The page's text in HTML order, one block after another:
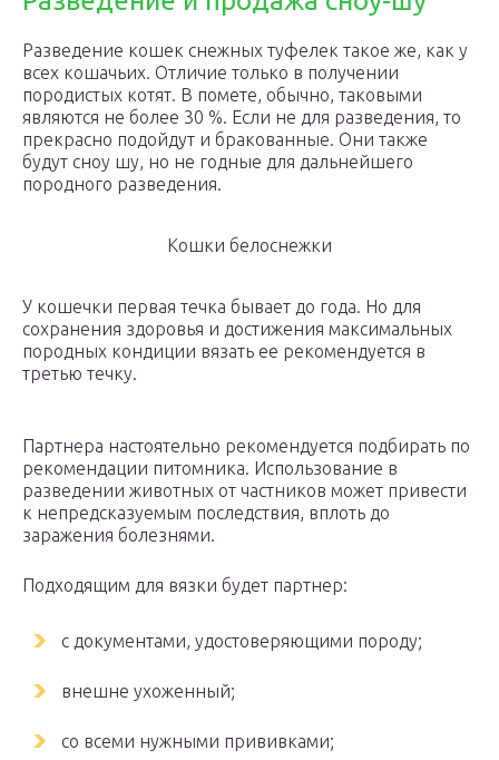
Разведение кошек снежных туфелек такое же, как у
всех кошачьих. Отличие только в получении
породистых котят. В помете, обычно, таковыми
являются не более 30 %. Если не для разведения, то
прекрасно подойдут и бракованные. Они также
будут сноу шу, но не годные для дальнейшего
породного разведения.
Кошки белоснежки
У кошечки первая течка бывает до года. Но для
сохранения здоровья и достижения максимальных
породных кондиции вязать ее рекомендуется в
третью течку.
Партнера настоятельно рекомендуется подбирать по
рекомендации питомника. Использование в
разведении животных от частников может привести
к непредсказуемым последствия, вплоть до
заражения болезнями.
Подходящим для вязки будет партнер:
с документами, удостоверяющими породу;
внешне ухоженный;
со всеми нужными прививками;